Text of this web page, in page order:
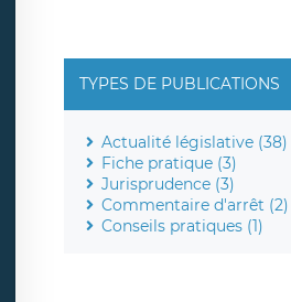
TYPES DE PUBLICATIONS
Actualité législative (38)
Fiche pratique (3)
Jurisprudence (3)
Commentaire d'arrêt (2)
Conseils pratiques (1)